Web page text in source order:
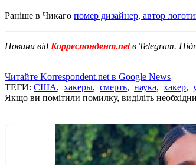
Раніше в Чикаго помер дизайнер, автор
Новини від Корреспондент.netв Telegram.
Читайте Korrespondent.net в Google News
ТЕГИ: США, хакеры, смерть, наука, хакер,
Якщо ви помітили помилку, виділіть